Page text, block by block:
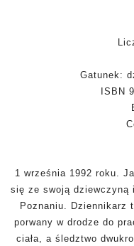
Gatunek:
ISBN
1 września 1992 roku.
się ze swoją dziewczyną
Poznaniu. Dziennikarz
porwany w drodze do
ciała, a śledztwo